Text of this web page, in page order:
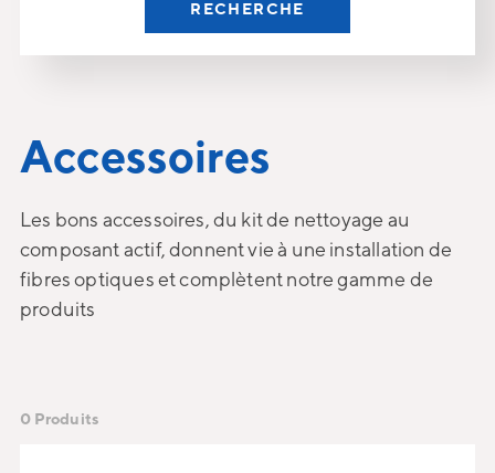
RECHERCHE
Accessoires
Les bons accessoires, du kit de nettoyage au
composant actif, donnent vie à une installation de
fibres optiques et complètent notre gamme de
produits
0 Produits